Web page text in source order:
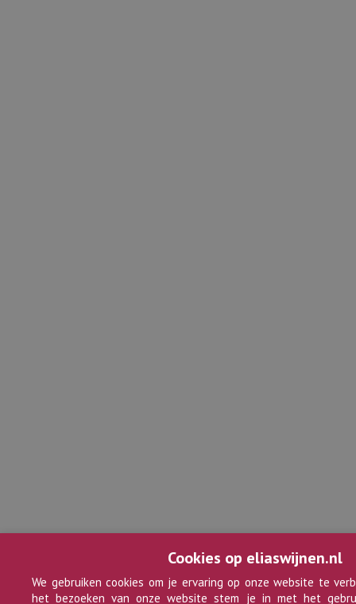
Cookies op eliaswijnen.nl
We gebruiken cookies om je ervaring op onze website te
het bezoeken van onze website stem je in met het